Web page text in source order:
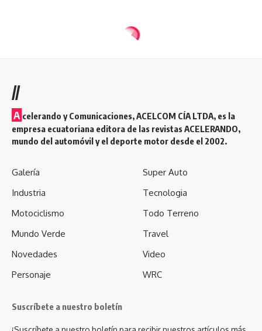
//
A celerando y Comunicaciones, ACELCOM CÍA LTDA, es la
empresa ecuatoriana editora de las revistas ACELERANDO,
mundo del automóvil y el deporte motor desde el 2002.
Galería
Industria
Motociclismo
Mundo Verde
Novedades
Personaje
Super Auto
Tecnologia
Todo Terreno
Travel
Video
WRC
Suscríbete a nuestro boletín